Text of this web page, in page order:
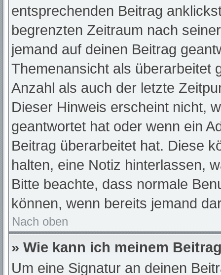
entsprechenden Beitrag
begrenzten Zeitraum nach
jemand auf deinen Beitrag
Themenansicht als überarbeitet
Anzahl als auch der letzte
Dieser Hinweis erscheint nicht,
geantwortet hat oder wenn ein
Beitrag überarbeitet hat. Diese
halten, eine Notiz hinterlassen,
Bitte beachte, dass normale
können, wenn bereits jemand
Nach oben
» Wie kann ich meinem
Um eine Signatur an deinen